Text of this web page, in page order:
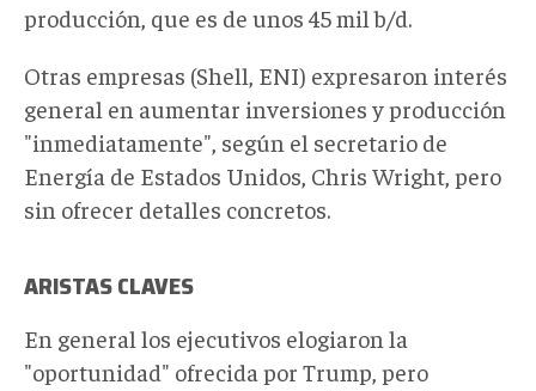
producción, que es de unos 45 mil b/d.
Otras empresas (Shell, ENI) expresaron interés
general en aumentar inversiones y producción
"inmediatamente", según el secretario de
Energía de Estados Unidos, Chris Wright, pero
sin ofrecer detalles concretos.
ARISTAS CLAVES
En general los ejecutivos elogiaron la
"oportunidad" ofrecida por Trump, pero